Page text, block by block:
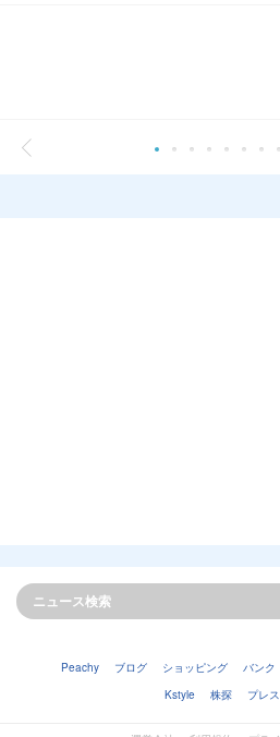
Peachy ブログ ショッピング バンク
Kstyle
株探 プレ